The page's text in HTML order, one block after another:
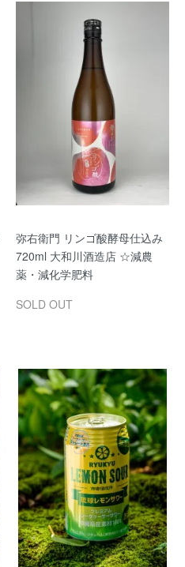
弥右衛門 リンゴ酸酵母仕込み
720ml 大和川酒造店 ☆減農
薬・減化学肥料
SOLD OUT